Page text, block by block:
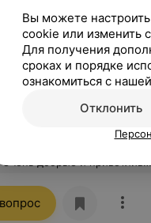
с
(для
КТ
лиц
за её прафизиолизм, подход к ребёнку. Одним словам, врач от Бога, таких бы побольше и возможно меньше бы было больных деток
Вы можете
cookie или изменить
Для получения
сроках и порядке
ознакомиться с нашей
Отклонить